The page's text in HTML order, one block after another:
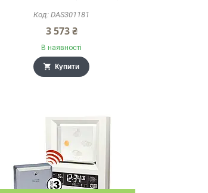
DAS301181
3 573 ₴
В наявності
Купити